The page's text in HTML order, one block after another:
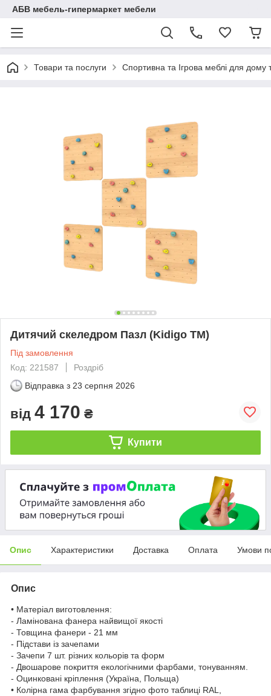
АБВ мебель-гипермаркет мебели
Товари та послуги Спортивна та Ігрова меблі для дому
Дитячий скеледром Пазл (Kidigo ТМ)
Під замовлення
Код: 221587
Роздріб
Відправка з 23 серпня 2026
від 4 170 ₴
Купити
Опис Характеристики Доставка Оплата Умови
Опис
• Матеріал виготовлення:
- Ламінована фанера найвищої якості
- Товщина фанери - 21 мм
- Підстави із зачепами
- Зачепи 7 шт. різних кольорів та форм
- Двошарове покриття екологічними фарбами, тонуванням.
- Оцинковані кріплення (Україна, Польща)
• Колірна гама фарбування згідно фото таблиці RAL,